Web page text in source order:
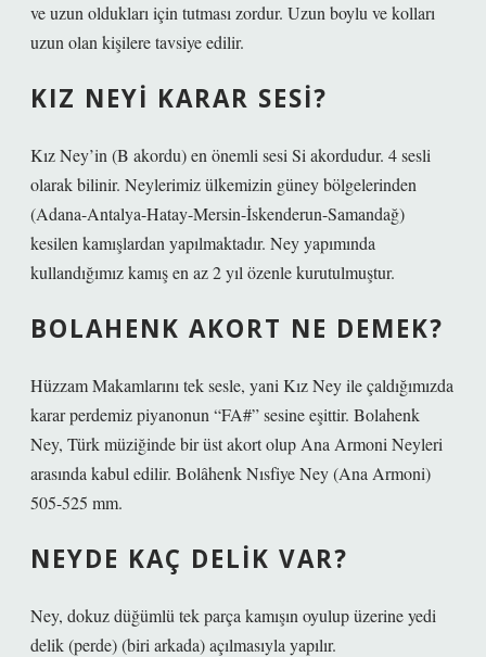
ve uzun oldukları için tutması zordur. Uzun boylu ve kolları
uzun olan kişilere tavsiye edilir.
KIZ NEYI KARAR SESI?
Kız Ney’in (B akordu) en önemli sesi Si akordudur. 4 sesli
olarak bilinir. Neylerimiz ülkemizin güney bölgelerinden
(Adana-Antalya-Hatay-Mersin-İskenderun-Samandağ)
kesilen kamışlardan yapılmaktadır. Ney yapımında
kullandığımız kamış en az 2 yıl özenle kurutulmuştur.
BOLAHENK AKORT NE DEMEK?
Hüzzam Makamlarını tek sesle, yani Kız Ney ile çaldığımızda
karar perdemiz piyanonun “FA#” sesine eşittir. Bolahenk
Ney, Türk müziğinde bir üst akort olup Ana Armoni Neyleri
arasında kabul edilir. Bolâhenk Nısfiye Ney (Ana Armoni)
505-525 mm.
NEYDE KAÇ DELIK VAR?
Ney, dokuz düğümlü tek parça kamışın oyulup üzerine yedi
delik (perde) (biri arkada) açılmasıyla yapılır.